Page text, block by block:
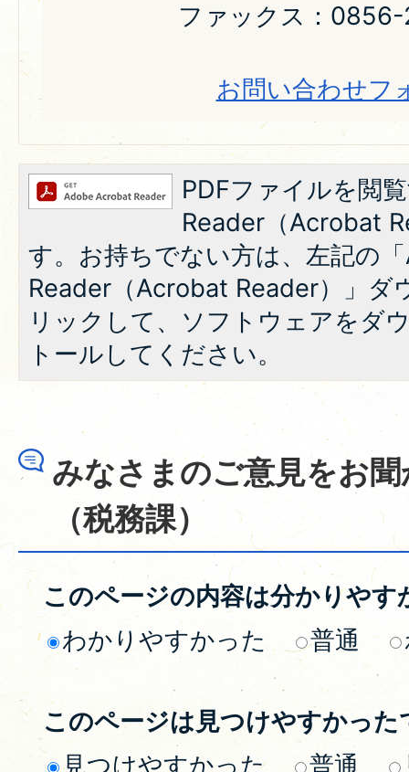
ファックス：
お問い合わせフ
PDFファイルを閲
Reader（Acrobat
す。お持ちでない方は、左記の
Reader（Acrobat Reader）」ダ
リックして、ソフトウェアをダ
トールしてください。
みなさまのご意見をお
（税務課）
このページの内容は分かりやす
わかりやすかった
普通
このページは見つけやすかった
見つけやすかった
普通